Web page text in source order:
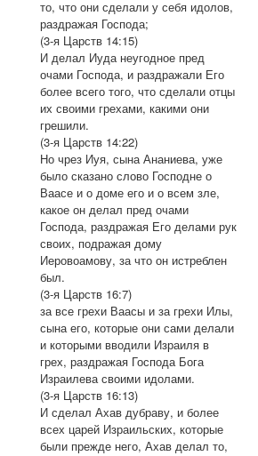
то, что они сделали у себя идолов,
раздражая Господа;
(3-я Царств 14:15)
И делал Иуда неугодное пред
очами Господа, и раздражали Его
более всего того, что сделали отцы
их своими грехами, какими они
грешили.
(3-я Царств 14:22)
Но чрез Иуя, сына Ананиева, уже
было сказано слово Господне о
Ваасе и о доме его и о всем зле,
какое он делал пред очами
Господа, раздражая Его делами рук
своих, подражая дому
Иеровоамову, за что он истреблен
был.
(3-я Царств 16:7)
за все грехи Ваасы и за грехи Илы,
сына его, которые они сами делали
и которыми вводили Израиля в
грех, раздражая Господа Бога
Израилева своими идолами.
(3-я Царств 16:13)
И сделал Ахав дубраву, и более
всех царей Израильских, которые
были прежде него, Ахав делал то,